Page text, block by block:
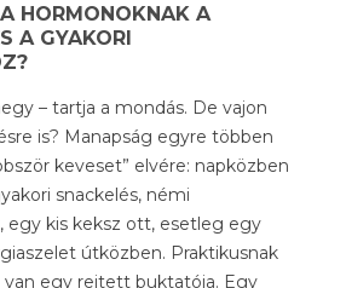
HORMONOKNAK A
A GYAKORI
– tartja a mondás. De vajon
is? Manapság egyre többen
keveset” elvére: napközben
snackelés, némi
kis keksz ott, esetleg egy
útközben. Praktikusnak
van egy rejtett buktatója. Egy